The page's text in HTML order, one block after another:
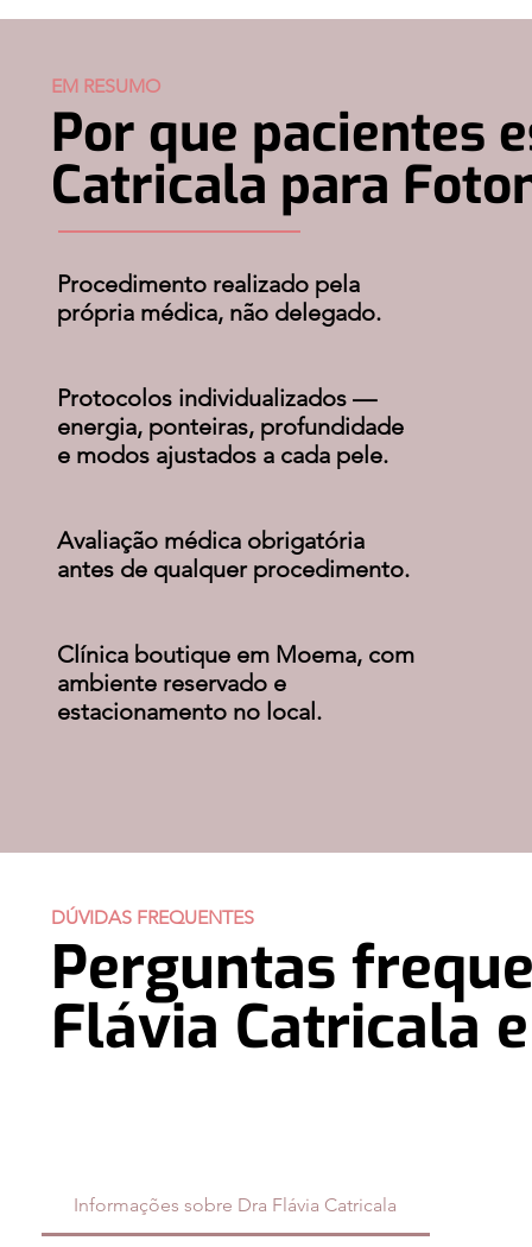
EM RESUMO
Por que pacientes
Catricala para
Procedimento realizado pela
própria médica, não delegado.
Protocolos individualizados —
energia, ponteiras, profundidade
e modos ajustados a cada pele.
Avaliação médica obrigatória
antes de qualquer procedimento.
Clínica boutique em Moema, com
ambiente reservado e
estacionamento no local.
DÚVIDAS FREQUENTES
​Perguntas
Flávia Catricala
Informações sobre Dra Flávia Catricala